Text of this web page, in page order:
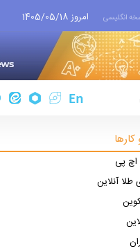
انگلیسی امروز 1405/05/18
پی
طلا آنلاین